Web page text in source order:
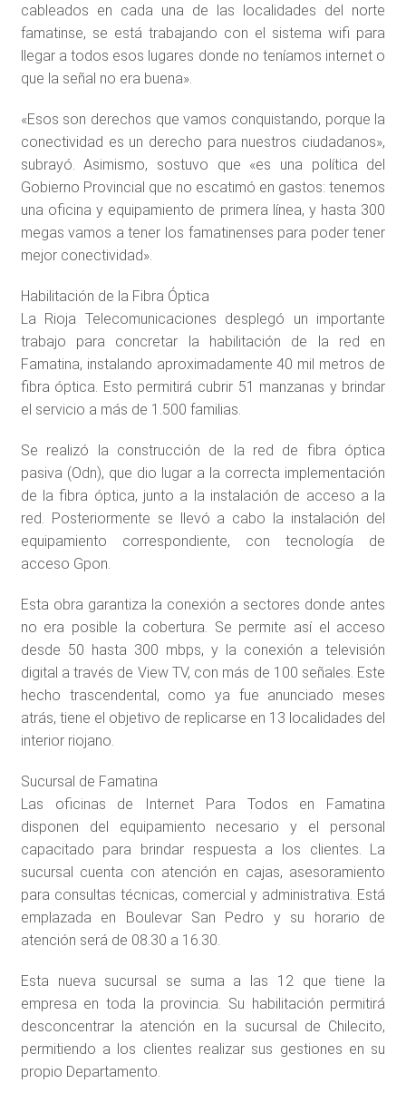
cableados en cada una de las localidades del norte
famatinse, se está trabajando con el sistema wifi para
llegar a todos esos lugares donde no teníamos internet o
que la señal no era buena».
«Esos son derechos que vamos conquistando, porque la
conectividad es un derecho para nuestros ciudadanos»,
subrayó. Asimismo, sostuvo que «es una política del
Gobierno Provincial que no escatimó en gastos: tenemos
una oficina y equipamiento de primera línea, y hasta 300
megas vamos a tener los famatinenses para poder tener
mejor conectividad».
Habilitación de la Fibra Óptica
La Rioja Telecomunicaciones desplegó un importante
trabajo para concretar la habilitación de la red en
Famatina, instalando aproximadamente 40 mil metros de
fibra óptica. Esto permitirá cubrir 51 manzanas y brindar
el servicio a más de 1.500 familias.
Se realizó la construcción de la red de fibra óptica
pasiva (Odn), que dio lugar a la correcta implementación
de la fibra óptica, junto a la instalación de acceso a la
red. Posteriormente se llevó a cabo la instalación del
equipamiento correspondiente, con tecnología de
acceso Gpon.
Esta obra garantiza la conexión a sectores donde antes
no era posible la cobertura. Se permite así el acceso
desde 50 hasta 300 mbps, y la conexión a televisión
digital a través de View TV, con más de 100 señales. Este
hecho trascendental, como ya fue anunciado meses
atrás, tiene el objetivo de replicarse en 13 localidades del
interior riojano.
Sucursal de Famatina
Las oficinas de Internet Para Todos en Famatina
disponen del equipamiento necesario y el personal
capacitado para brindar respuesta a los clientes. La
sucursal cuenta con atención en cajas, asesoramiento
para consultas técnicas, comercial y administrativa. Está
emplazada en Boulevar San Pedro y su horario de
atención será de 08.30 a 16.30.
Esta nueva sucursal se suma a las 12 que tiene la
empresa en toda la provincia. Su habilitación permitirá
desconcentrar la atención en la sucursal de Chilecito,
permitiendo a los clientes realizar sus gestiones en su
propio Departamento.